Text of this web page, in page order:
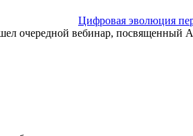
Цифровая эволюция
очередной вебинар, посвященный